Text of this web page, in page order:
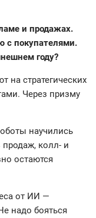
и продажах.
с покупателями.
году?
стратегических
Через призму
научились
продаж, колл- и
остаются
от ИИ —
надо бояться